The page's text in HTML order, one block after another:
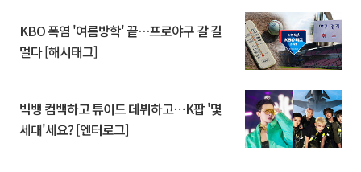
KBO 폭염 '여름방학' 끝…프로야구 갈 길
멀다 [해시태그]
빅뱅 컴백하고 튜이드 데뷔하고⋯K팝 '몇
세대'세요? [엔터로그]